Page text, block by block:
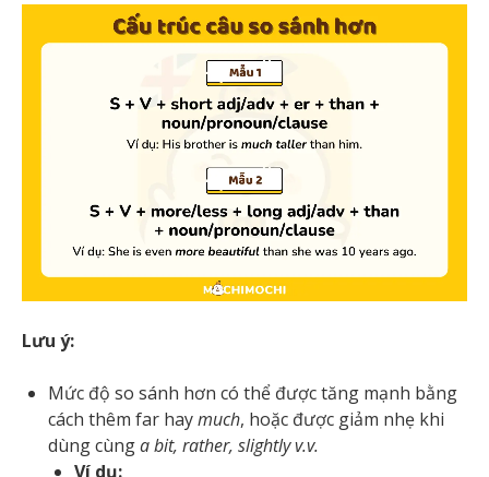
Lưu ý:
Mức độ so sánh hơn có thể được tăng mạnh bằng
cách thêm far haymuch, hoặc được giảm nhẹ khi
dùng cùnga bit, rather, slightly v.v.
Ví dụ: